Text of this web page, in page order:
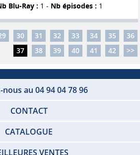
Blu-Ray : 1 - Nb épisodes : 1
30 31 32 33 34 35
36
37
38 39 40 41 42 >>
au 04 94 04 78 96
CONTACT
CATALOGUE
VENTES